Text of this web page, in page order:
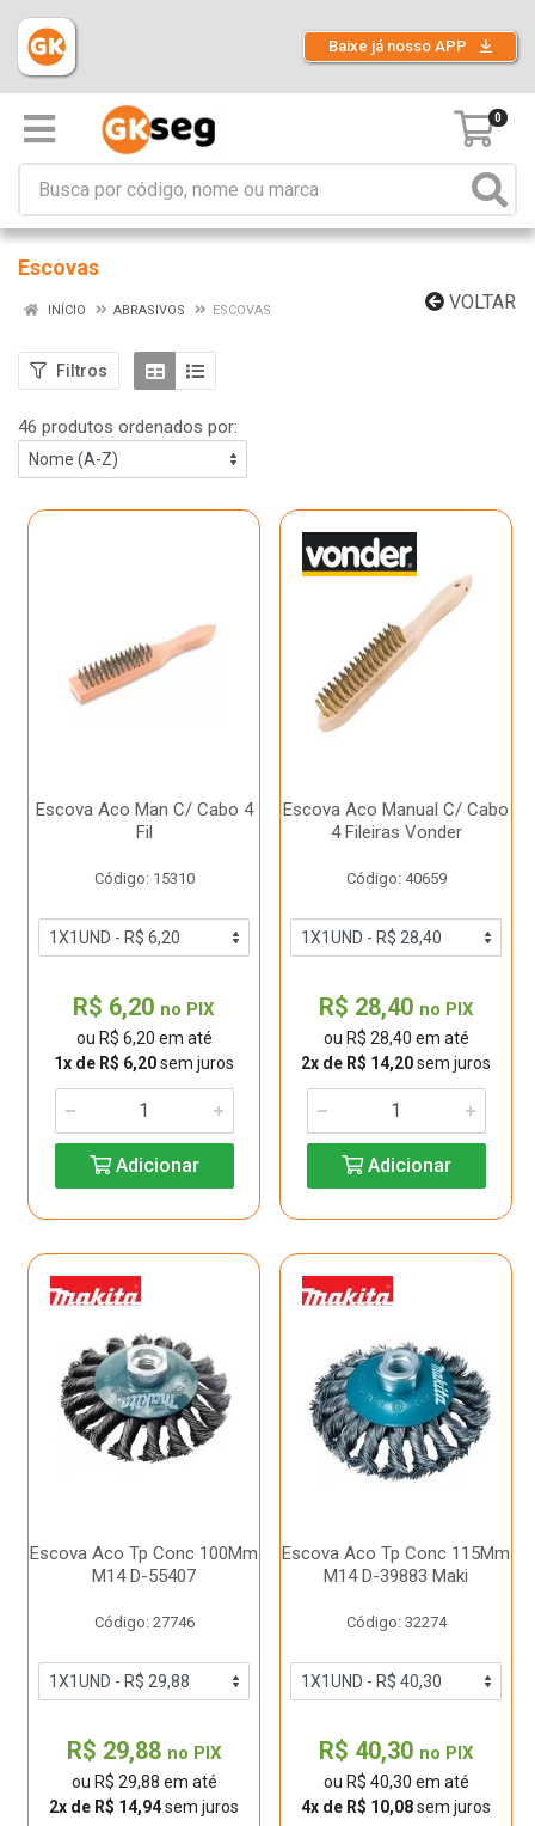
Baixe já nosso APP
0
Escovas
VOLTAR
INÍCIO ABRASIVOS ESCOVAS
Filtros
46 produtos ordenados por:
Escova Aco Man C/ Cabo 4
Fil
Código: 15310
R$ 6,20 no PIX
ou R$ 6,20 em até
1x de R$ 6,20sem juros
Adicionar
Escova Aco Manual C/ Cabo
4 Fileiras Vonder
Código: 40659
R$ 28,40 no PIX
ou R$ 28,40 em até
2x de R$ 14,20sem juros
Adicionar
Escova Aco Tp Conc 100Mm
M14 D-55407
Código: 27746
R$ 29,88 no PIX
ou R$ 29,88 em até
2x de R$ 14,94sem juros
Escova Aco Tp Conc 115Mm
M14 D-39883 Maki
Código: 32274
R$ 40,30 no PIX
ou R$ 40,30 em até
4x de R$ 10,08sem juros